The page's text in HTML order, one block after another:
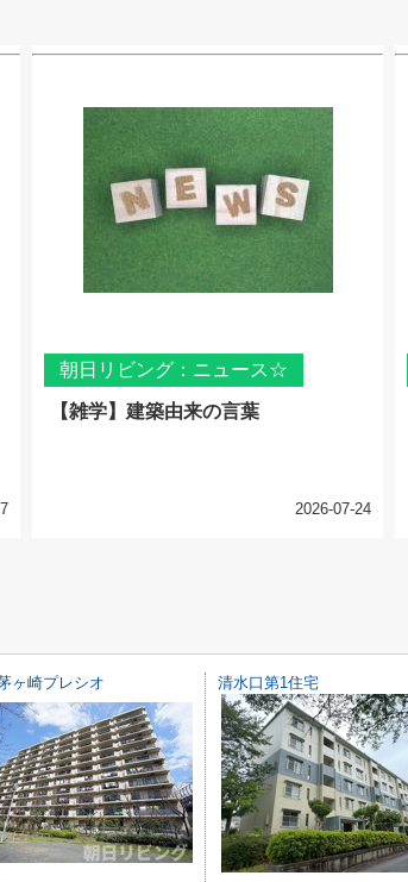
朝日リビング：ニュース☆
【雑学】建築由来の言葉
2026-07-24
ヶ崎プレシオ 清水口第1住宅